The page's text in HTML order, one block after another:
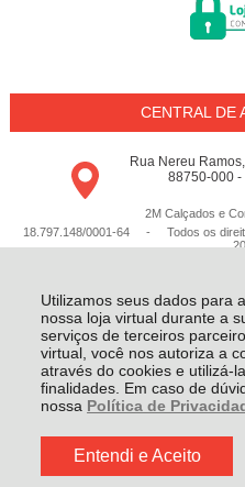
Utilizamos seus dados para
nossa loja virtual durante a
serviços de terceiros
virtual, você nos autoriza a
através do cookies e utilizá-
finalidades. Em caso de
nossa Política de
Entendi e Aceito
CENTRAL DE
Rua Nereu
88750-000 -
2M Calçados e
18.797.148/0001-64 - Todos os
R$ 129,00